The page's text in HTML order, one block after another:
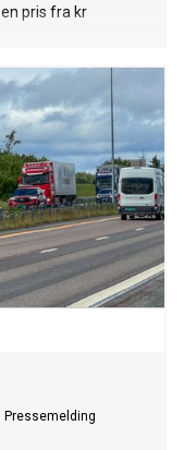
pris fra kr
Pressemelding